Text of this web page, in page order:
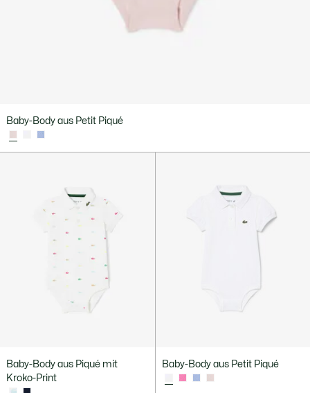
Baby-Body aus Petit Piqué
Baby-Body aus Piqué mit
Kroko-Print
Baby-Body aus Petit Piqué